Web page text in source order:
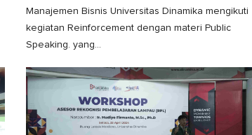
Manajemen Bisnis Universitas Dinamika mengikuti
kegiatan Reinforcement dengan materi Public
Speaking. yang...